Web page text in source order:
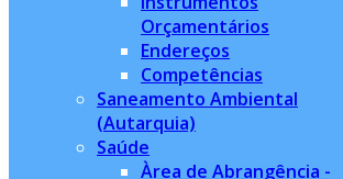
Orçamentários
Endereços
Competências
Saneamento Ambiental
(Autarquia)
Saúde
Àrea de Abrangência -